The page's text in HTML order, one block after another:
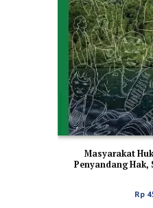
Masyarakat
Penyandang Hak,
Rp